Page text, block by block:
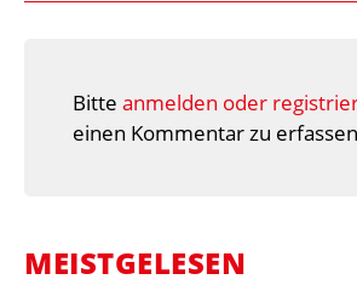
Bitte anmelden oder
einen Kommentar zu
MEISTGELESEN